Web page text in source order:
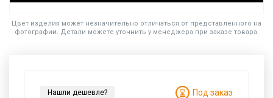
Цвет изделия может незначительно отличаться от представленного на
фотографии. Детали можете уточнить у менеджера при заказе товара.
Нашли дешевле? Под заказ